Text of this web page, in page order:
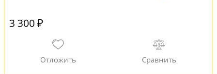
3 300 ₽